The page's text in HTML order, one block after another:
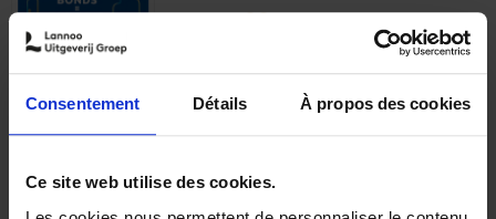
Consentement Détails À propos des cookies
Ce site web utilise des cookies.
€29,99